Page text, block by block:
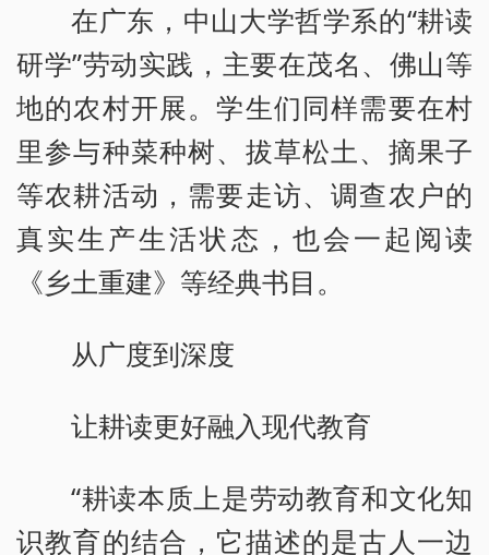
在广东，中山大学哲学系的“耕读
研学”劳动实践，主要在茂名、佛山等
地的农村开展。学生们同样需要在村
里参与种菜种树、拔草松土、摘果子
等农耕活动，需要走访、调查农户的
真实生产生活状态，也会一起阅读
《乡土重建》等经典书目。
从广度到深度
让耕读更好融入现代教育
“耕读本质上是劳动教育和文化知
识教育的结合，它描述的是古人一边